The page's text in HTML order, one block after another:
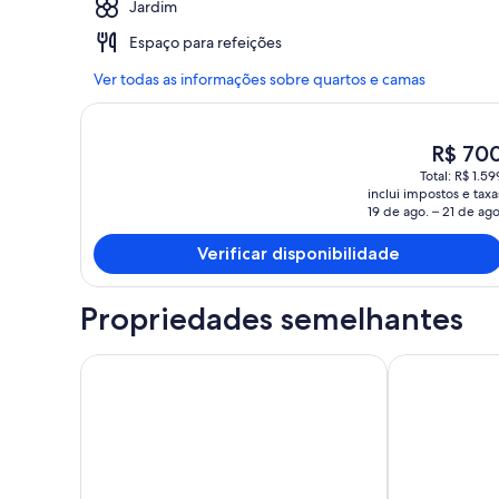
Jardim
Espaço para refeições
Ver todas as informações sobre quartos e camas
O
preço
atual
é
R$ 700
R$
Total: R$
inclui impostos e
19 de ago. – 21 de
Verificar disponibilidade
Propriedades semelhantes
Flat Térreo de 2 quartos no Marulhos Resort - praia
Ancorar Flat